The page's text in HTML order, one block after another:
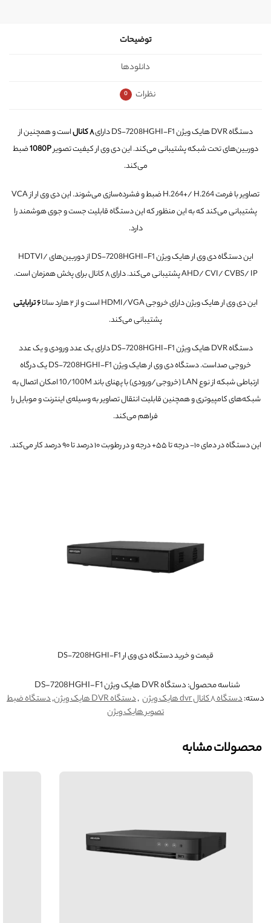
توضیحات
دانلودها
نظرات
0
دستگاه DVR هایک ویژن DS-7208HGHI-F1 دارای ۸ کانال
است و همچنین از
دوربین‌های تحت شبکه پشتیبانی می‌کند. این دی وی ار کیفیت تصویر1080Pضبط
می‌کند.
تصاویر با فرمت H.264+/ H.264 ضبط و فشرده‌سازی می‌شوند. این دی وی ار از VCA
پشتیبانی می‌کند که به این منظور که این دستگاه قابلیت جست و جوی هوشمند را
دارد.
این دستگاه دی وی ار هایک ویژن DS-7208HGHI-F1 از دوربین‌های HDTVI/
AHD/ CVI/ CVBS/ IP پشتیبانی می‌کند. دارای ۸ کانال برای پخش همزمان است.
این دی وی ار هایک ویژن دارای خروجی HDMI/VGA است و از ۲ هارد ساتا
۶ ترابایتی
پشتیبانی می‌کند.
دستگاه DVR هایک ویژن DS-7208HGHI-F1 دارای یک عدد ورودی و یک عدد
خروجی صداست. دستگاه دی وی ار هایک ویژن DS-7208HGHI-F1 یک درگاه
ارتباطی شبکه از نوع LAN (خروجی/ورودی) با پهنای باند 10/100M امکان اتصال به
شبکه‌های کامپیوتری و همچنین قابلیت انتقال تصاویر به وسیله‌ی اینترنت و موبایل را
فراهم می‌کند.
این دستگاه در دمای ۱۰- درجه تا ۵۵+ درجه و در رطوبت ۱۰ درصد تا ۹۰ درصد کار می‌کند.
قیمت و خرید دستگاه دی وی ار DS-7208HGHI-F1
شناسه محصول:دستگاه DVR هایک ویژن DS-7208HGHI-F1
دسته:دستگاه ۸ کانال dvr هایک ویژن ,دستگاه DVR هایک ویژن ,دستگاه ضبط
تصویر هایک ویژن
محصولات مشابه